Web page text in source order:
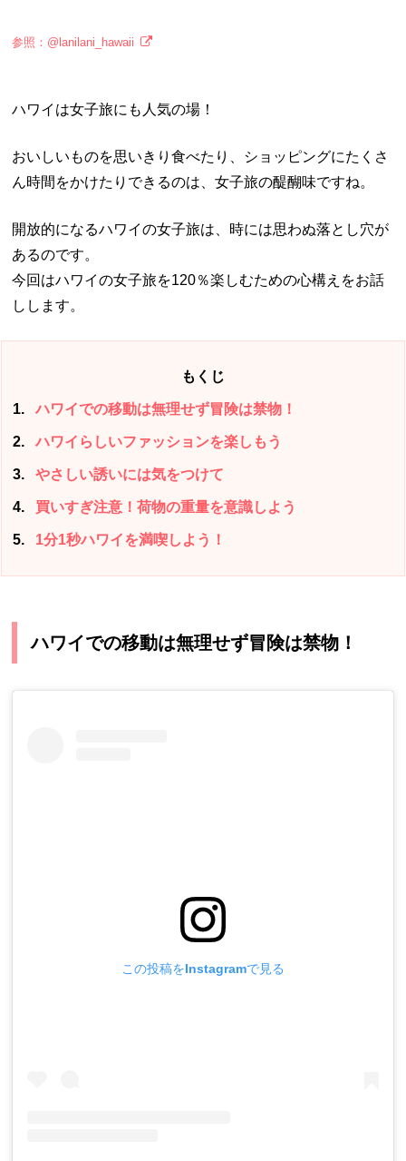
参照：@lanilani_hawaii
ハワイは女子旅にも人気の場！
おいしいものを思いきり食べたり、ショッピングにたくさ
ん時間をかけたりできるのは、女子旅の醍醐味ですね。
開放的になるハワイの女子旅は、時には思わぬ落とし穴が
あるのです。
今回はハワイの女子旅を120％楽しむための心構えをお話
しします。
もくじ
1 ハワイでの移動は無理せず冒険は禁物！
2 ハワイらしいファッションを楽しもう
3 やさしい誘いには気をつけて
4 買いすぎ注意！荷物の重量を意識しよう
5 1分1秒ハワイを満喫しよう！
ハワイでの移動は無理せず冒険は禁物！
この投稿をInstagramで見る